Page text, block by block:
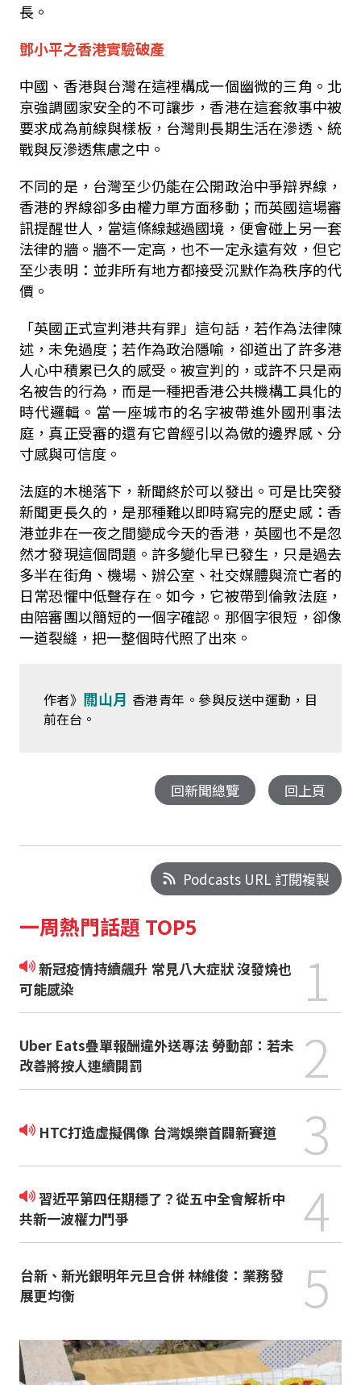
長。
鄧小平之香港實驗破產
中國、香港與台灣在這裡構成一個幽微的三角。北
京強調國家安全的不可讓步，香港在這套敘事中被
要求成為前線與樣板，台灣則長期生活在滲透、統
戰與反滲透焦慮之中。
不同的是，台灣至少仍能在公開政治中爭辯界線，
香港的界線卻多由權力單方面移動；而英國這場審
訊提醒世人，當這條線越過國境，便會碰上另一套
法律的牆。牆不一定高，也不一定永遠有效，但它
至少表明：並非所有地方都接受沉默作為秩序的代
價。
「英國正式宣判港共有罪」這句話，若作為法律陳
述，未免過度；若作為政治隱喻，卻道出了許多港
人心中積累已久的感受。被宣判的，或許不只是兩
名被告的行為，而是一種把香港公共機構工具化的
時代邏輯。當一座城市的名字被帶進外國刑事法
庭，真正受審的還有它曾經引以為傲的邊界感、分
寸感與可信度。
法庭的木槌落下，新聞終於可以發出。可是比突發
新聞更長久的，是那種難以即時寫完的歷史感：香
港並非在一夜之間變成今天的香港，英國也不是忽
然才發現這個問題。許多變化早已發生，只是過去
多半在街角、機場、辦公室、社交媒體與流亡者的
日常恐懼中低聲存在。如今，它被帶到倫敦法庭，
由陪審團以簡短的一個字確認。那個字很短，卻像
一道裂縫，把一整個時代照了出來。
作者》 關山月 香港青年。參與反送中運動，目
前在台。
回新聞總覽 回上頁
Podcasts URL 訂閱複製
一周熱門話題 TOP5
新冠疫情持續飆升 常見八大症狀 沒發燒也
可能感染
1
Uber Eats疊單報酬違外送專法 勞動部：若未
改善將按人連續開罰
2
HTC打造虛擬偶像 台灣娛樂首闢新賽道 3
習近平第四任期穩了？從五中全會解析中
共新一波權力鬥爭
4
台新、新光銀明年元旦合併 林維俊：業務發
展更均衡
5